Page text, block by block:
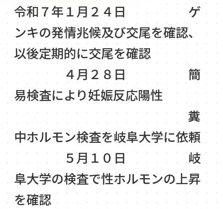
令和７年１月２４日 ゲ
ンキの発情兆候及び交尾を確認、
以後定期的に交尾を確認
４月２８日 簡
易検査により妊娠反応陽性
糞
中ホルモン検査を岐阜大学に依頼
５月１０日 岐
阜大学の検査で性ホルモンの上昇
を確認